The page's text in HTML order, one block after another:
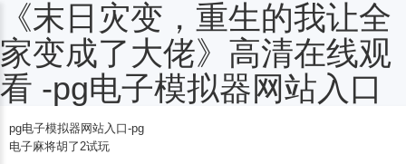
《末日灾变，重生的我让全
家变成了大佬》高清在线观
看 -pg电子模拟器网站入口
pg电子模拟器网站入口-pg
电子麻将胡了2试玩
麻将胡了2试玩